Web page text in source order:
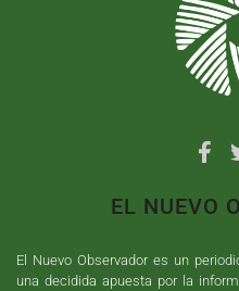
EL NUEVO
El Nuevo Observador es un
una decidida apuesta por la